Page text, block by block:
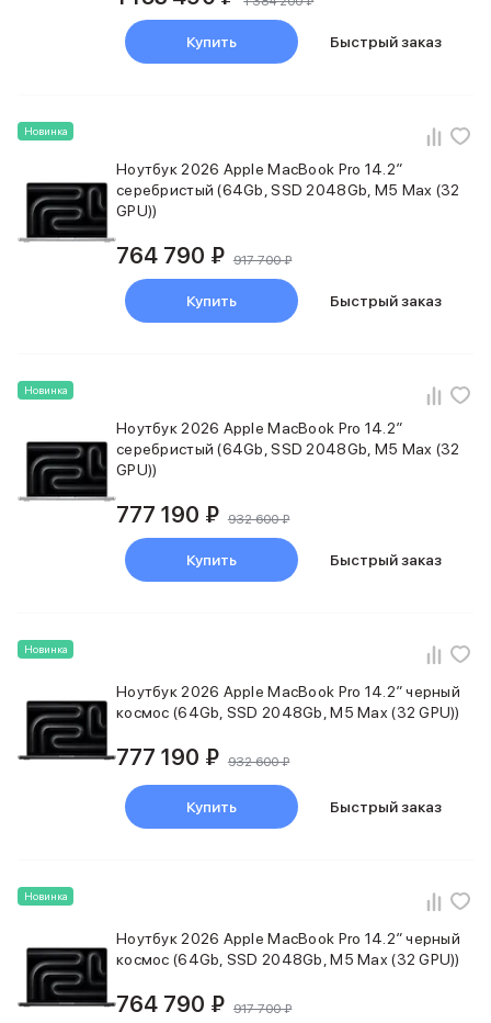
Купить Быстрый заказ
Новинка
Ноутбук 2026 Apple MacBook Pro 14.2″
серебристый (64Gb, SSD 2048Gb, M5 Max (32
GPU))
764 790 ₽ 917 700 ₽
Купить Быстрый заказ
Новинка
Ноутбук 2026 Apple MacBook Pro 14.2″
серебристый (64Gb, SSD 2048Gb, M5 Max (32
GPU))
777 190 ₽ 932 600 ₽
Купить Быстрый заказ
Новинка
Ноутбук 2026 Apple MacBook Pro 14.2″ черный
космос (64Gb, SSD 2048Gb, M5 Max (32 GPU))
777 190 ₽ 932 600 ₽
Купить Быстрый заказ
Новинка
Ноутбук 2026 Apple MacBook Pro 14.2″ черный
космос (64Gb, SSD 2048Gb, M5 Max (32 GPU))
764 790 ₽ 917 700 ₽